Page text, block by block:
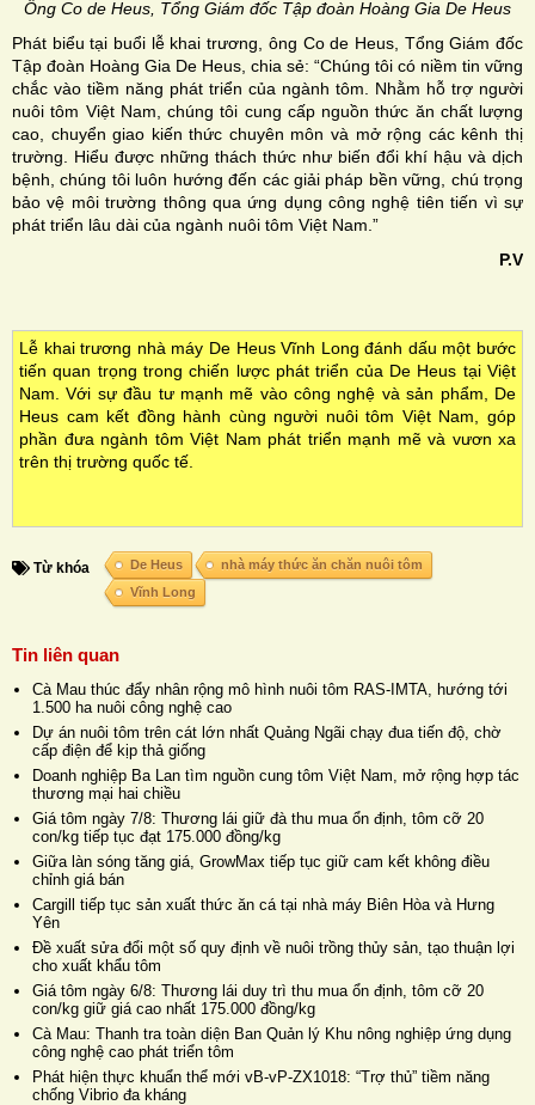
Ông Co de Heus, Tổng Giám đốc Tập đoàn Hoàng Gia De Heus
Phát biểu tại buổi lễ khai trương, ông Co de Heus, Tổng Giám đốc
Tập đoàn Hoàng Gia De Heus, chia sẻ: “Chúng tôi có niềm tin vững
chắc vào tiềm năng phát triển của ngành tôm. Nhằm hỗ trợ người
nuôi tôm Việt Nam, chúng tôi cung cấp nguồn thức ăn chất lượng
cao, chuyển giao kiến thức chuyên môn và mở rộng các kênh thị
trường. Hiểu được những thách thức như biến đổi khí hậu và dịch
bệnh, chúng tôi luôn hướng đến các giải pháp bền vững, chú trọng
bảo vệ môi trường thông qua ứng dụng công nghệ tiên tiến vì sự
phát triển lâu dài của ngành nuôi tôm Việt Nam.”
P.V
Lễ khai trương nhà máy De Heus Vĩnh Long đánh dấu một bước
tiến quan trọng trong chiến lược phát triển của De Heus tại Việt
Nam. Với sự đầu tư mạnh mẽ vào công nghệ và sản phẩm, De
Heus cam kết đồng hành cùng người nuôi tôm Việt Nam, góp
phần đưa ngành tôm Việt Nam phát triển mạnh mẽ và vươn xa
trên thị trường quốc tế.
Từ khóa De Heus
nhà máy thức ăn chăn nuôi tôm
Vĩnh Long
Tin liên quan
Cà Mau thúc đẩy nhân rộng mô hình nuôi tôm RAS-IMTA, hướng tới
1.500 ha nuôi công nghệ cao
Dự án nuôi tôm trên cát lớn nhất Quảng Ngãi chạy đua tiến độ, chờ
cấp điện để kịp thả giống
Doanh nghiệp Ba Lan tìm nguồn cung tôm Việt Nam, mở rộng hợp tác
thương mại hai chiều
Giá tôm ngày 7/8: Thương lái giữ đà thu mua ổn định, tôm cỡ 20
con/kg tiếp tục đạt 175.000 đồng/kg
Giữa làn sóng tăng giá, GrowMax tiếp tục giữ cam kết không điều
chỉnh giá bán
Cargill tiếp tục sản xuất thức ăn cá tại nhà máy Biên Hòa và Hưng
Yên
Đề xuất sửa đổi một số quy định về nuôi trồng thủy sản, tạo thuận lợi
cho xuất khẩu tôm
Giá tôm ngày 6/8: Thương lái duy trì thu mua ổn định, tôm cỡ 20
con/kg giữ giá cao nhất 175.000 đồng/kg
Cà Mau: Thanh tra toàn diện Ban Quản lý Khu nông nghiệp ứng dụng
công nghệ cao phát triển tôm
Phát hiện thực khuẩn thể mới vB-vP-ZX1018: “Trợ thủ” tiềm năng
chống Vibrio đa kháng